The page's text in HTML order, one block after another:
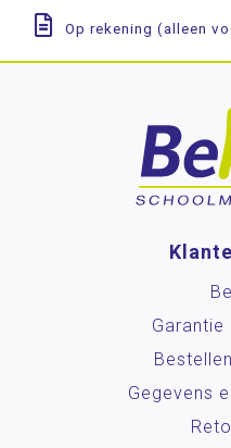
Op rekening (alleen
Garantie
Gegevens